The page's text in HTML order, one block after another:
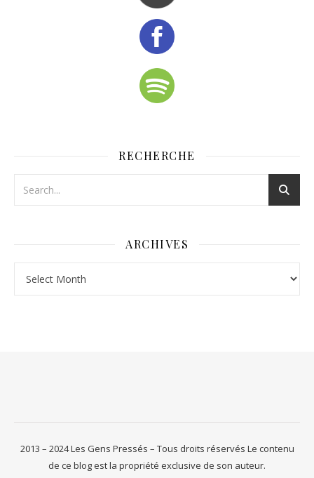
RECHERCHE
ARCHIVES
2013 – 2024 Les Gens Pressés – Tous droits réservés Le contenu
de ce blog est la propriété exclusive de son auteur.